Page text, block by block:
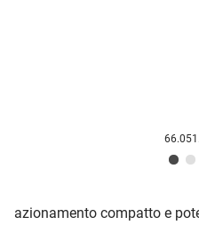
azionamento compatto e